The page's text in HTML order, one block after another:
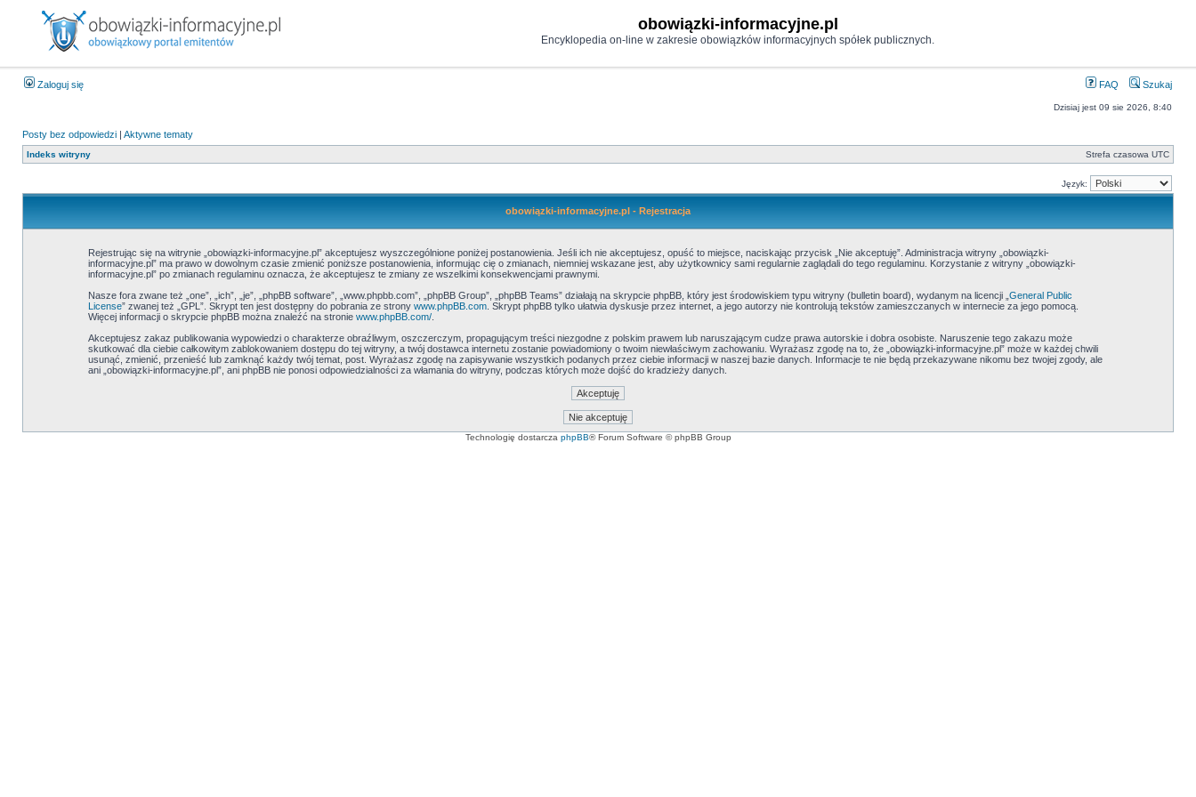
obowiązki-informacyjne.pl
Encyklopedia on-line w zakresie obowiązków informacyjnych spółek publicznych.
Zaloguj się FAQ Szukaj
Dzisiaj jest 09 sie 2026, 8:40
Posty bez odpowiedzi | Aktywne tematy
Indeks witryny Strefa czasowa UTC
Język:
obowiązki-informacyjne.pl - Rejestracja
Rejestrując się na witrynie „obowiązki-informacyjne.pl” akceptujesz wyszczególnione poniżej postanowienia. Jeśli ich nie akceptujesz, opuść to miejsce, naciskając przycisk „Nie akceptuję”. Administracja witryny „obowiązki-
informacyjne.pl” ma prawo w dowolnym czasie zmienić poniższe postanowienia, informując cię o zmianach, niemniej wskazane jest, aby użytkownicy sami regularnie zaglądali do tego regulaminu. Korzystanie z witryny „obowiązki-
informacyjne.pl” po zmianach regulaminu oznacza, że akceptujesz te zmiany ze wszelkimi konsekwencjami prawnymi.
Nasze fora zwane też „one”, „ich”, „je”, „phpBB software”, „www.phpbb.com”, „phpBB Group”, „phpBB Teams” działają na skrypcie phpBB, który jest środowiskiem typu witryny (bulletin board), wydanym na licencji „ General Public
License” zwanej też „GPL”. Skrypt ten jest dostępny do pobrania ze strony www.phpBB.com. Skrypt phpBB tylko ułatwia dyskusje przez internet, a jego autorzy nie kontrolują tekstów zamieszczanych w internecie za jego pomocą.
Więcej informacji o skrypcie phpBB można znaleźć na stronie www.phpBB.com/.
Akceptujesz zakaz publikowania wypowiedzi o charakterze obraźliwym, oszczerczym, propagującym treści niezgodne z polskim prawem lub naruszającym cudze prawa autorskie i dobra osobiste. Naruszenie tego zakazu może
skutkować dla ciebie całkowitym zablokowaniem dostępu do tej witryny, a twój dostawca internetu zostanie powiadomiony o twoim niewłaściwym zachowaniu. Wyrażasz zgodę na to, że „obowiązki-informacyjne.pl” może w każdej chwili
usunąć, zmienić, przenieść lub zamknąć każdy twój temat, post. Wyrażasz zgodę na zapisywanie wszystkich podanych przez ciebie informacji w naszej bazie danych. Informacje te nie będą przekazywane nikomu bez twojej zgody, ale
ani „obowiązki-informacyjne.pl”, ani phpBB nie ponosi odpowiedzialności za włamania do witryny, podczas których może dojść do kradzieży danych.
Technologię dostarcza phpBB® Forum Software © phpBB Group